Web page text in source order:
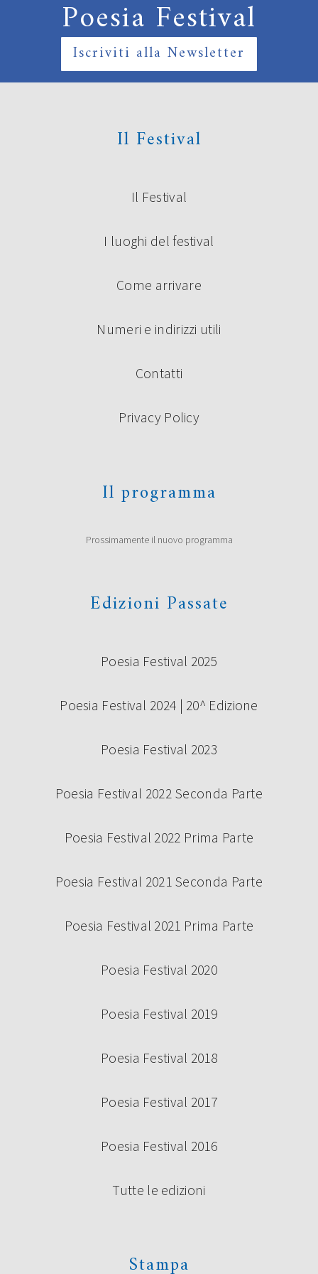
Poesia Festival
Iscriviti alla Newsletter
Il Festival
Il Festival
I luoghi del festival
Come arrivare
Numeri e indirizzi utili
Contatti
Privacy Policy
Il programma
Prossimamente il nuovo programma
Edizioni Passate
Poesia Festival 2025
Poesia Festival 2024 | 20^ Edizione
Poesia Festival 2023
Poesia Festival 2022 Seconda Parte
Poesia Festival 2022 Prima Parte
Poesia Festival 2021 Seconda Parte
Poesia Festival 2021 Prima Parte
Poesia Festival 2020
Poesia Festival 2019
Poesia Festival 2018
Poesia Festival 2017
Poesia Festival 2016
Tutte le edizioni
Stampa